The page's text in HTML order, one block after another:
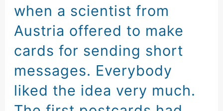
when a scientist from
Austria offered to make
cards for sending short
messages. Everybody
liked the idea very much.